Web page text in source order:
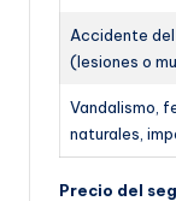
Accidente
(lesiones o
Vandalismo,
naturales,
Precio del